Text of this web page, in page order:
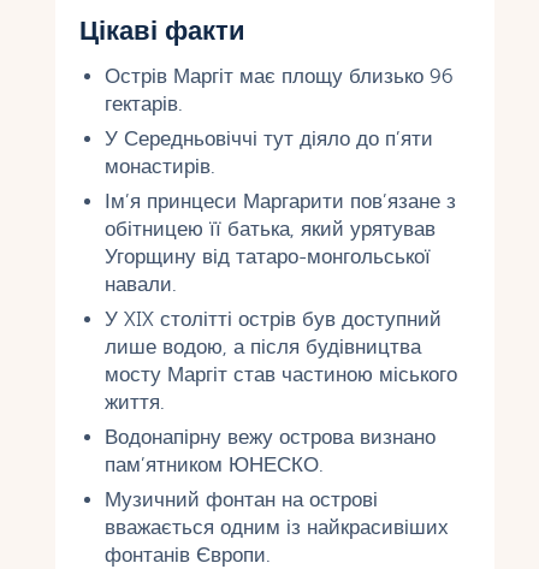
Цікаві факти
Острів Маргіт має площу близько 96
гектарів.
У Середньовіччі тут діяло до п’яти
монастирів.
Ім’я принцеси Маргарити пов’язане з
обітницею її батька, який урятував
Угорщину від татаро-монгольської
навали.
У XIX столітті острів був доступний
лише водою, а після будівництва
мосту Маргіт став частиною міського
життя.
Водонапірну вежу острова визнано
пам’ятником ЮНЕСКО.
Музичний фонтан на острові
вважається одним із найкрасивіших
фонтанів Європи.